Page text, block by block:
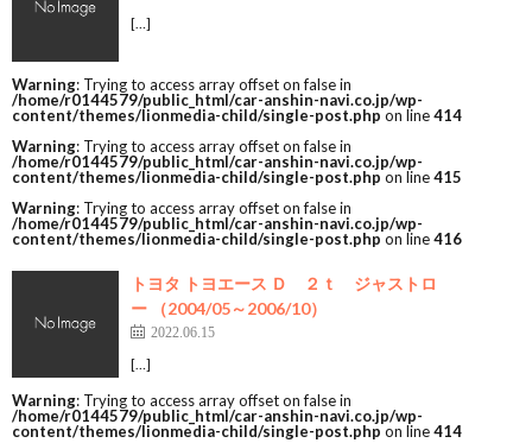
[…]
Warning: Trying to access array offset on false in
/home/r0144579/public_html/car-anshin-navi.co.jp/wp-
content/themes/lionmedia-child/single-post.php on line414
Warning: Trying to access array offset on false in
/home/r0144579/public_html/car-anshin-navi.co.jp/wp-
content/themes/lionmedia-child/single-post.php on line415
Warning: Trying to access array offset on false in
/home/r0144579/public_html/car-anshin-navi.co.jp/wp-
content/themes/lionmedia-child/single-post.php on line416
トヨタ トヨエース Ｄ ２ｔ ジャストロ
ー （2004/05～2006/10）
2022.06.15
[…]
Warning: Trying to access array offset on false in
/home/r0144579/public_html/car-anshin-navi.co.jp/wp-
content/themes/lionmedia-child/single-post.php on line414